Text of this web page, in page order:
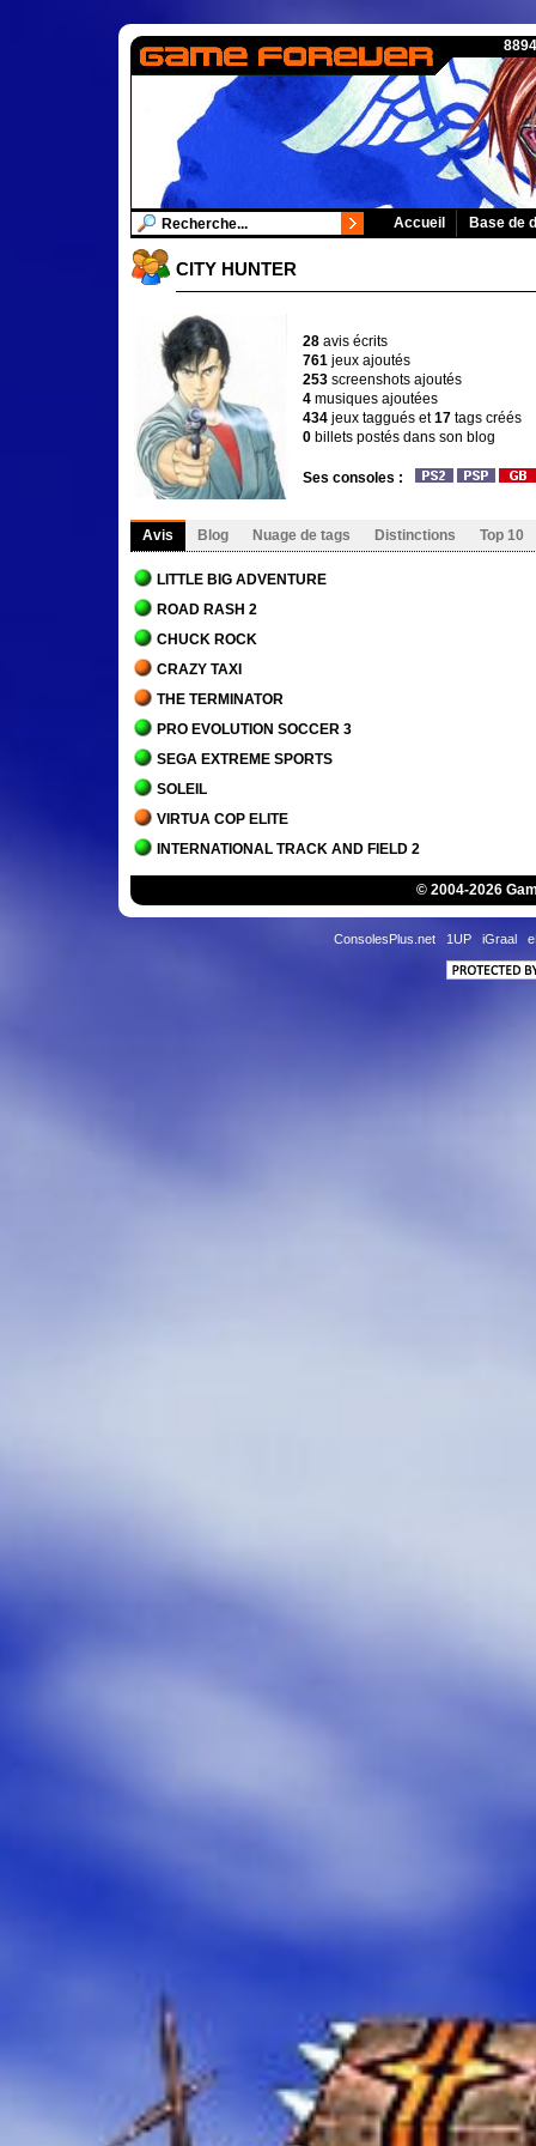
Accueil Base de
CITY HUNTER
28 avis écrits
761 jeux ajoutés
253 screenshots ajoutés
4 musiques ajoutées
434 jeux taggués et17 tags créés
0 billets postés dans son blog
Ses consoles :
Avis Blog Nuage de tags Distinctions Top 10
LITTLE BIG ADVENTURE
ROAD RASH 2
CHUCK ROCK
CRAZY TAXI
THE TERMINATOR
PRO EVOLUTION SOCCER 3
SEGA EXTREME SPORTS
SOLEIL
VIRTUA COP ELITE
INTERNATIONAL TRACK AND FIELD 2
BATTLE ARENA TOSHINDEN
SYPHON FILTER
© 2004-2026
ConsolesPlus.net 1UP iGraal